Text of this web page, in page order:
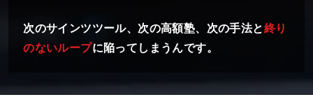
次のサインツツール、次の高額塾、次の手法と終り
のないループに陥ってしまうんです。